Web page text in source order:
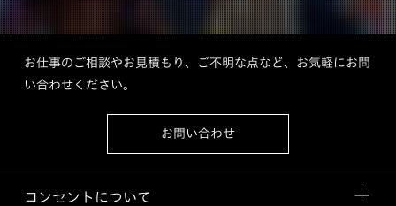
お仕事のご相談やお見積もり、ご不明な点など、お気軽にお問
い合わせください。
お問い合わせ
コンセントについて